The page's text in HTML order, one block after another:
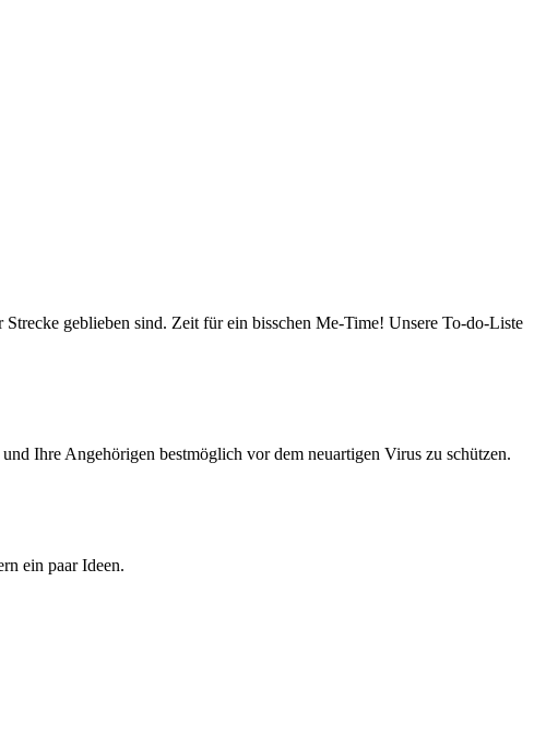
geblieben sind. Zeit für ein bisschen Me-Time! Unsere To-do-Liste
Ihre Angehörigen bestmöglich vor dem neuartigen Virus zu schützen.
ein paar Ideen.